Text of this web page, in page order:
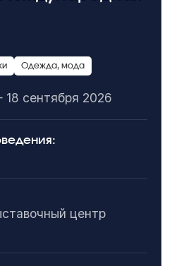
Одежда, мода
сентября 2026
центр